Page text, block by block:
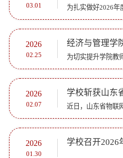
03.01
2026
02.25
经济与管理学
2026
02.07
2026
01.30
学校召开2026